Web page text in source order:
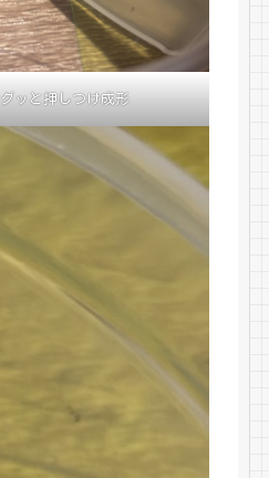
グッと押しつけ成形